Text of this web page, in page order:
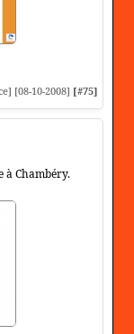
[08-10-2008] [#75]
à Chambéry.